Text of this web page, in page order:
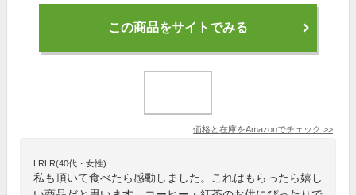
この商品をサイトでみる
価格と在庫をAmazonでチェック >>
LRLR(40代・女性)
私も頂いて食べたら感動しました。これはもらったら嬉し